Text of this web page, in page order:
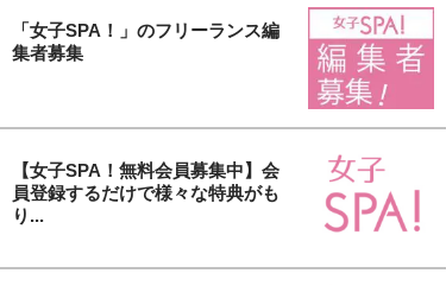
「女子SPA！」のフリーランス編
集者募集
【女子SPA！無料会員募集中】会
員登録するだけで様々な特典がも
り...